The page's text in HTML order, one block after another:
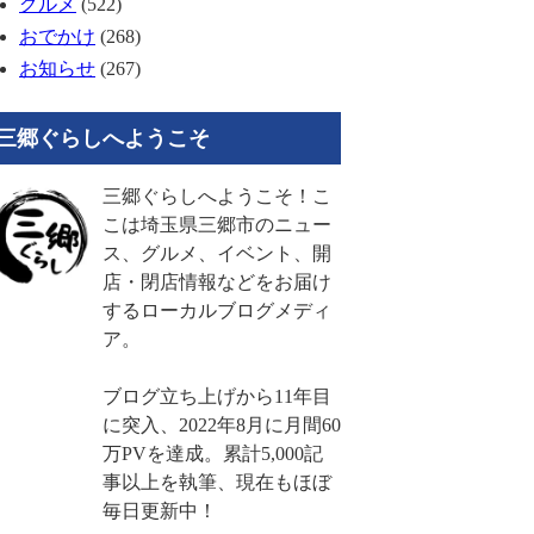
グルメ (522)
おでかけ (268)
お知らせ (267)
郷ぐらしへようこそ
三郷ぐらしへようこそ！こ
こは埼玉県三郷市のニュー
ス、グルメ、イベント、開
店・閉店情報などをお届け
するローカルブログメディ
ア。
ブログ立ち上げから11年目
に突入、2022年8月に月間60
万PVを達成。累計5,000記
事以上を執筆、現在もほぼ
毎日更新中！